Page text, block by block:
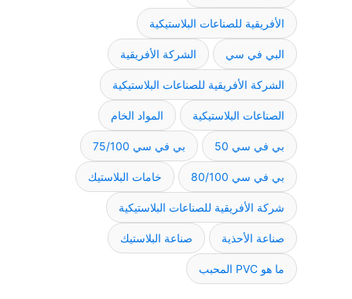
الأفريقية للصناعات البلاستيكية
البي في سي الشركة الأفريقية
الشركة الأفريقية للصناعات البلاستيكية
الصناعات البلاستيكية المواد الخام
بي في سي 50 بي في سي 75/100
بي في سي 80/100 خامات البلاستيك
شركة الأفريقية للصناعات البلاستيكية
صناعة الأحذية صناعة البلاستيك
ما هو PVC المحبب